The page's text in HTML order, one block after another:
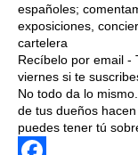
españoles;
exposiciones,
cartelera
Recíbelo por email -
viernes si te
No todo da lo
de tus dueños
puedes tener tú